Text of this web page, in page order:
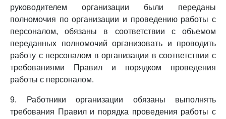
руководителем организации были переданы
полномочия по организации и проведению работы с
персоналом, обязаны в соответствии с объемом
переданных полномочий организовать и проводить
работу с персоналом в организации в соответствии с
требованиями Правил и порядком проведения
работы с персоналом.
9. Работники организации обязаны выполнять
требования Правил и порядка проведения работы с